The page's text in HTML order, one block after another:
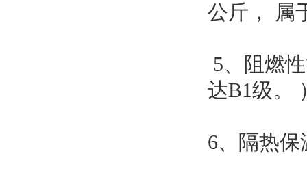
公斤， 属
5、阻燃
达B1级。
6、隔热